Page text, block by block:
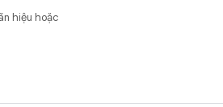
hiệu hoặc